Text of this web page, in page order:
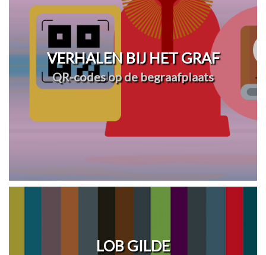
VERHALEN BIJ HET GRAF
QR-codes op de begraafplaats
LOB GILDE